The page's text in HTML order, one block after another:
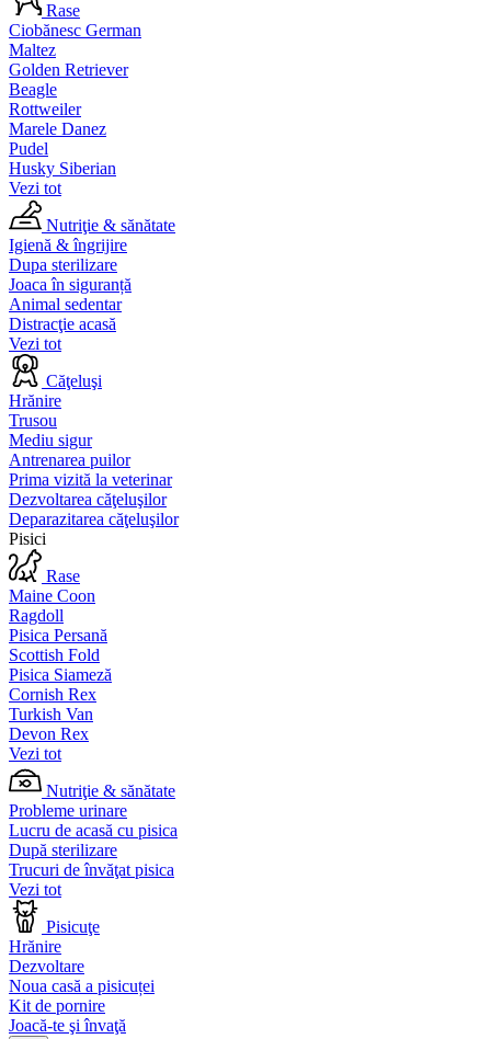
Rase
Ciobănesc German
Maltez
Golden Retriever
Beagle
Rottweiler
Marele Danez
Pudel
Husky Siberian
Vezi tot
Nutriţie & sănătate
Igienă & îngrijire
Dupa sterilizare
Joaca în siguranță
Animal sedentar
Distracţie acasă
Vezi tot
Căţeluşi
Hrănire
Trusou
Mediu sigur
Antrenarea puilor
Prima vizită la veterinar
Dezvoltarea căţeluşilor
Deparazitarea căţeluşilor
Pisici
Rase
Maine Coon
Ragdoll
Pisica Persană
Scottish Fold
Pisica Siameză
Cornish Rex
Turkish Van
Devon Rex
Vezi tot
Nutriţie & sănătate
Probleme urinare
Lucru de acasă cu pisica
După sterilizare
Trucuri de învăţat pisica
Vezi tot
Pisicuţe
Hrănire
Dezvoltare
Noua casă a pisicuței
Kit de pornire
Joacă-te şi învaţă